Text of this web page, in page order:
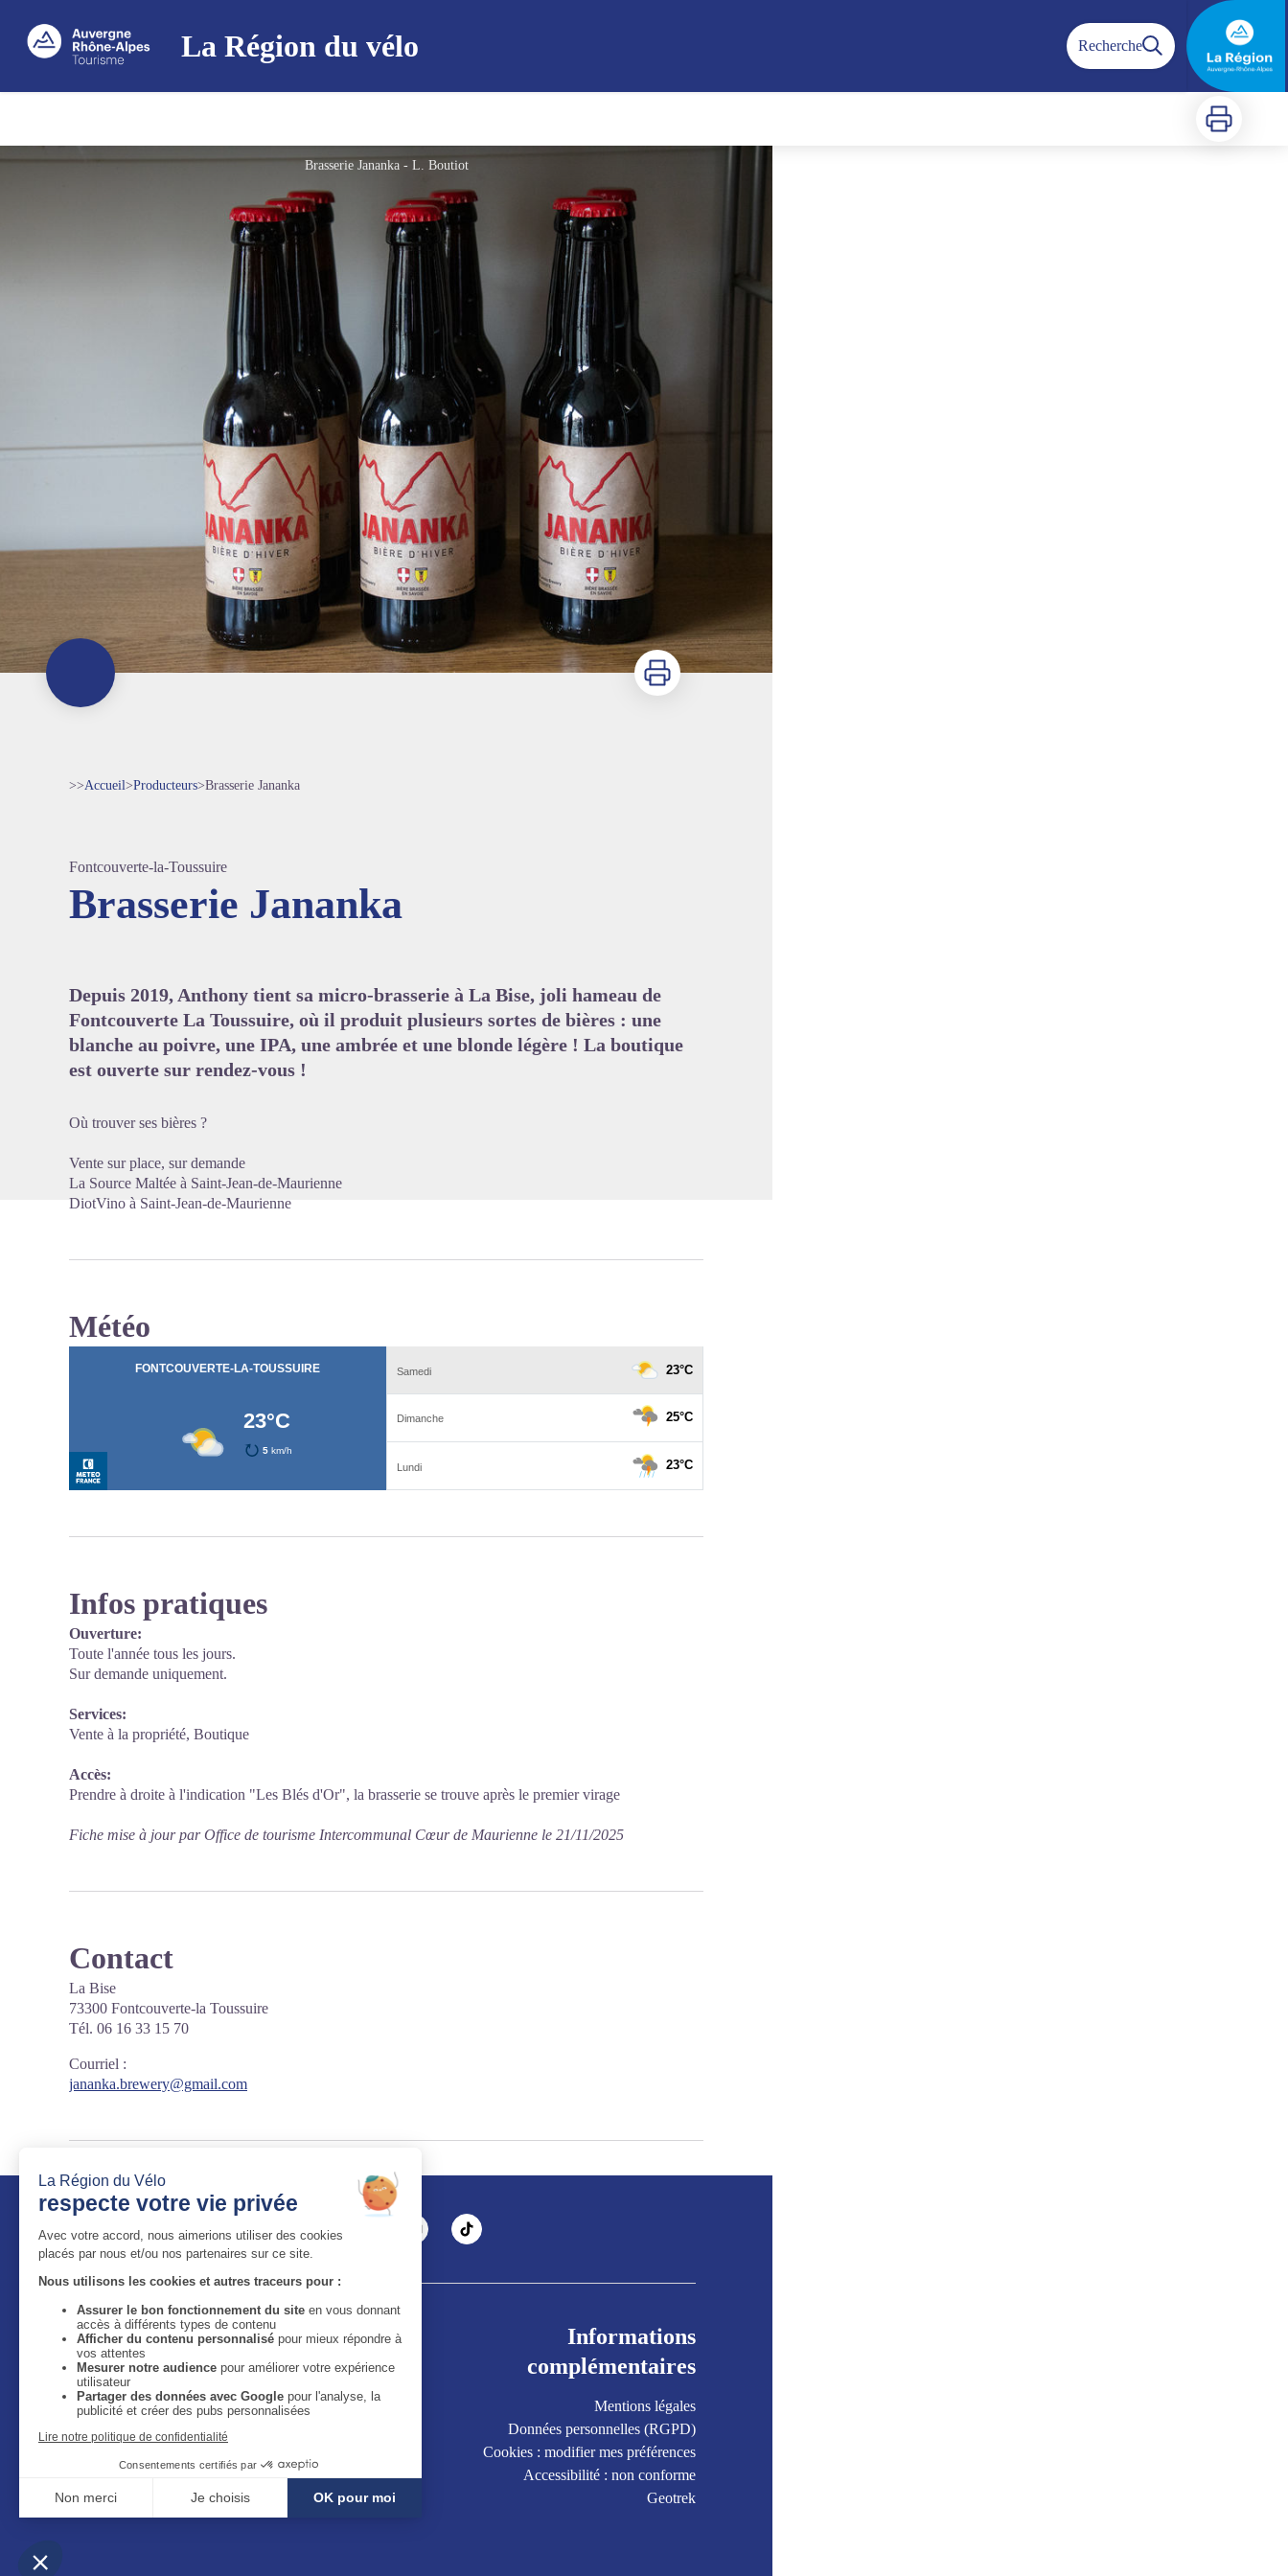
La Région du vélo Recherche
Imprimer
Brasserie Jananka - L. Boutiot
Imprimer
>>Accueil>Producteurs>Brasserie Jananka
Fontcouverte-la-Toussuire
Brasserie Jananka
Depuis 2019, Anthony tient sa micro-brasserie à La Bise, joli hameau de
Fontcouverte La Toussuire, où il produit plusieurs sortes de bières : une
blanche au poivre, une IPA, une ambrée et une blonde légère ! La boutique
est ouverte sur rendez-vous !
Où trouver ses bières ?
Vente sur place, sur demande
La Source Maltée à Saint-Jean-de-Maurienne
DiotVino à Saint-Jean-de-Maurienne
Météo
Infos pratiques
Ouverture:
Toute l'année tous les jours.
Sur demande uniquement.
Services:
Vente à la propriété, Boutique
Accès:
Prendre à droite à l'indication "Les Blés d'Or", la brasserie se trouve après le premier virage
Fiche mise à jour par Office de tourisme Intercommunal Cœur de Maurienne le 21/11/2025
Contact
La Bise
73300 Fontcouverte-la Toussuire
Tél. 06 16 33 15 70
Courriel :
jananka.brewery@gmail.com
Auvergne-Rhône-Alpes Tourisme
11 bis quai Perrache - 69002 Lyon
59 boulevard Léon Jouhaux - 63050 Clermont-Ferrand
Cedex 2
Informations
complémentaires
Mentions légales
Données personnelles (RGPD)
Cookies : modifier mes préférences
Accessibilité : non conforme
Geotrek